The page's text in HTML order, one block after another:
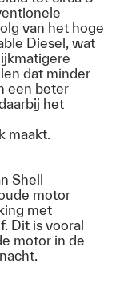
van het hoge
Diesel, wat
dat minder
een beter
het
maakt.
Shell
motor
met
Dit is vooral
motor in de